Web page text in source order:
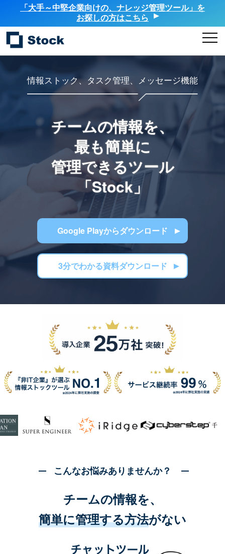
「大手～中堅企業向けの、ナレッジ管理ツール」を
お探しの方はこちら
情報ストック、タスク管理、メッセージ機能
チームの情報を、
最も簡単に
管理できるツール
「Stock」
Google Playからダウンロード
3分でわかる資料ダウンロード
こんなお悩みありませんか？
チームの情報を、
簡単に管理する方法がない